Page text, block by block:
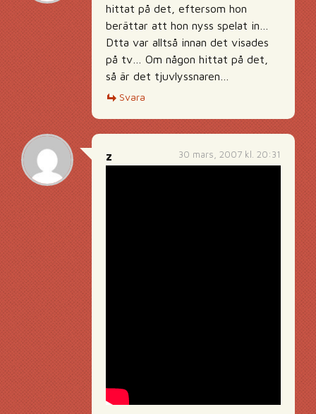
hittat på det, eftersom hon
berättar att hon nyss spelat in…
Dtta var alltså innan det visades
på tv… Om någon hittat på det,
så är det tjuvlyssnaren…
Svara
30 mars, 2007 kl. 20:31
z